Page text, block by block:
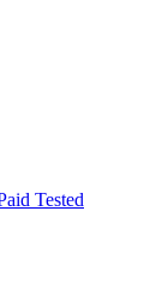
Tested